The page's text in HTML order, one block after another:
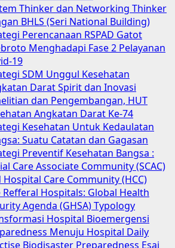
Thinker dan Networking Thinker
BHLS (Seri National Building)
Perencanaan RSPAD Gatot
Menghadapi Fase 2 Pelayanan
19
SDM Unggul Kesehatan
Darat Spirit dan Inovasi
dan Pengembangan, HUT
Angkatan Darat Ke-74
Kesehatan Untuk Kedaulatan
Suatu Catatan dan Gagasan
Preventif Kesehatan Bangsa :
Care Associate Community (SCAC)
Hospital Care Community (HCC)
Refferal Hospitals: Global Health
Agenda (GHSA) Typology
Hospital Bioemergensi
Menuju Hospital Daily
Biodisaster Preparedness Esai